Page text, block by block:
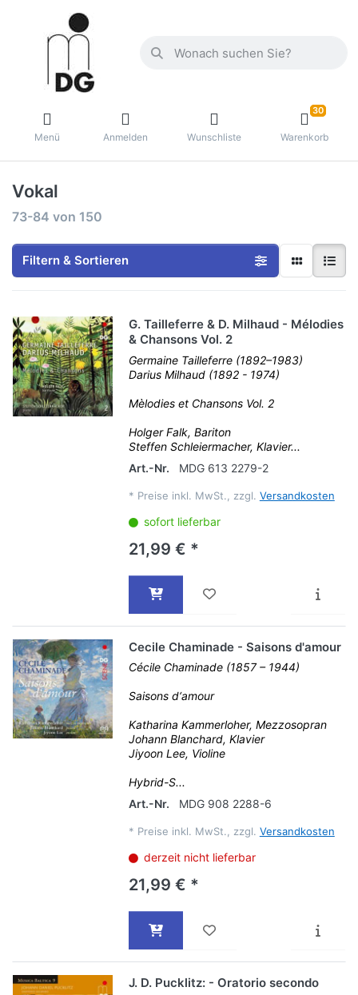
Menü Anmelden Wunschliste
30
Warenkorb
Vokal
73-84 von 150
Filtern & Sortieren
G. Tailleferre & D. Milhaud - Mélodies
& Chansons Vol. 2
Germaine Tailleferre (1892–1983)
Darius Milhaud (1892 - 1974)
Mèlodies et Chansons Vol. 2
Holger Falk, Bariton
Steffen Schleiermacher, Klavier...
Art.-Nr.
MDG 613 2279-2
* Preise inkl. MwSt., zzgl. Versandkosten
sofort lieferbar
21,99 € *
Cecile Chaminade - Saisons d'amour
Cécile Chaminade (1857 – 1944)
Saisons d‘amour
Katharina Kammerloher, Mezzosopran
Johann Blanchard, Klavier
Jiyoon Lee, Violine
Hybrid-S...
Art.-Nr.
MDG 908 2288-6
* Preise inkl. MwSt., zzgl. Versandkosten
derzeit nicht lieferbar
21,99 € *
J. D. Pucklitz: - Oratorio secondo